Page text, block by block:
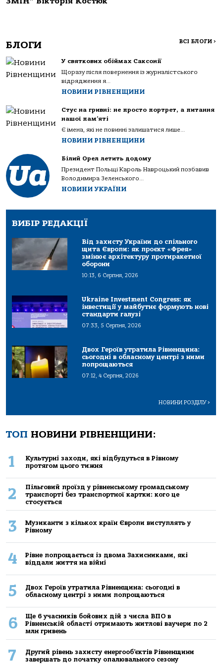
БЛОГИ ВСІ БЛОГИ >
У святкових обіймах Саксонії
Щоразу після повернення із журналістського
відрядження я...
НОВИНИ РІВНЕНЩИНИ
Стус на гривні: не просто портрет, а питання
нашої пам’яті
Є імена, які не повинні залишатися лише...
НОВИНИ РІВНЕНЩИНИ
Білий Орел летить додому
Президент Польщі Кароль Навроцький позбавив
Володимира Зеленського...
НОВИНИ УКРАЇНИ
ВИБІР РЕДАКЦІЇ
Від захисту України до спільного
щита Європи: як проєкт «Фрея»
змінює архітектуру протиракетної
оборони
10:13, 6 Серпня, 2026
Ukraine Investment Congress: як
інвестиції у майбутнє формують нові
стандарти галузі
07:33, 5 Серпня, 2026
Двох Героїв утратила Рівненщина:
сьогодні в обласному центрі з ними
попрощаються
07:12, 4 Серпня, 2026
НОВИНИ РОЗДІЛУ>
ТОП НОВИНИ РІВНЕНЩИНИ:
1
Культурні заходи, які відбудуться в Рівному
протягом цього тижня
2
Пільговий проїзд у рівненському громадському
транспорті без транспортної картки: кого це
стосується
3
Музиканти з кількох країн Європи виступлять у
Рівному
4
Рівне попрощається із двома Захисниками, які
віддали життя на війні
5
Двох Героїв утратила Рівненщина: сьогодні в
обласному центрі з ними попрощаються
6
Ще 6 учасників бойових дій з числа ВПО в
Рівненській області отримають житлові ваучери по 2
млн гривень
7
Другий рівень захисту енергооб’єктів Рівненщини
завершать до початку опалювального сезону